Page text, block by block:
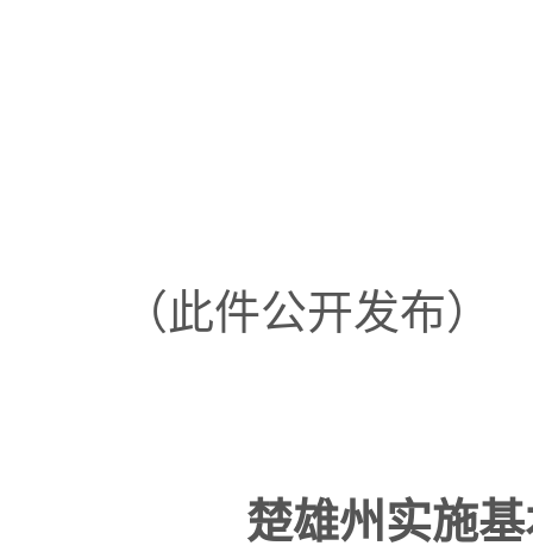
（此件公开发布）
楚雄州实施